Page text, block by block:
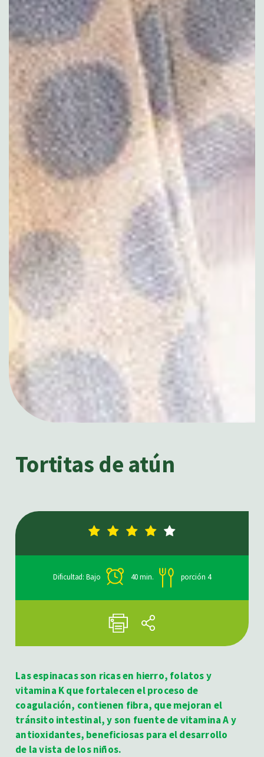
Tortitas de atún
Dificultad: Bajo 40 min. porción 4
Las espinacas son ricas en hierro, folatos y
vitamina K que fortalecen el proceso de
coagulación, contienen fibra, que mejoran el
tránsito intestinal, y son fuente de vitamina A y
antioxidantes, beneficiosas para el desarrollo
de la vista de los niños.